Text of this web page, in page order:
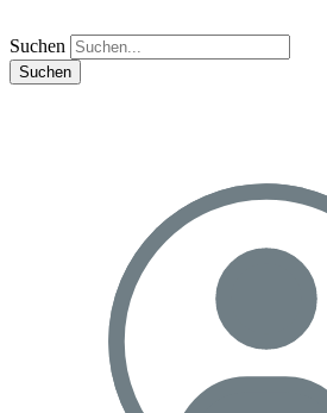
Suchen
Suchen